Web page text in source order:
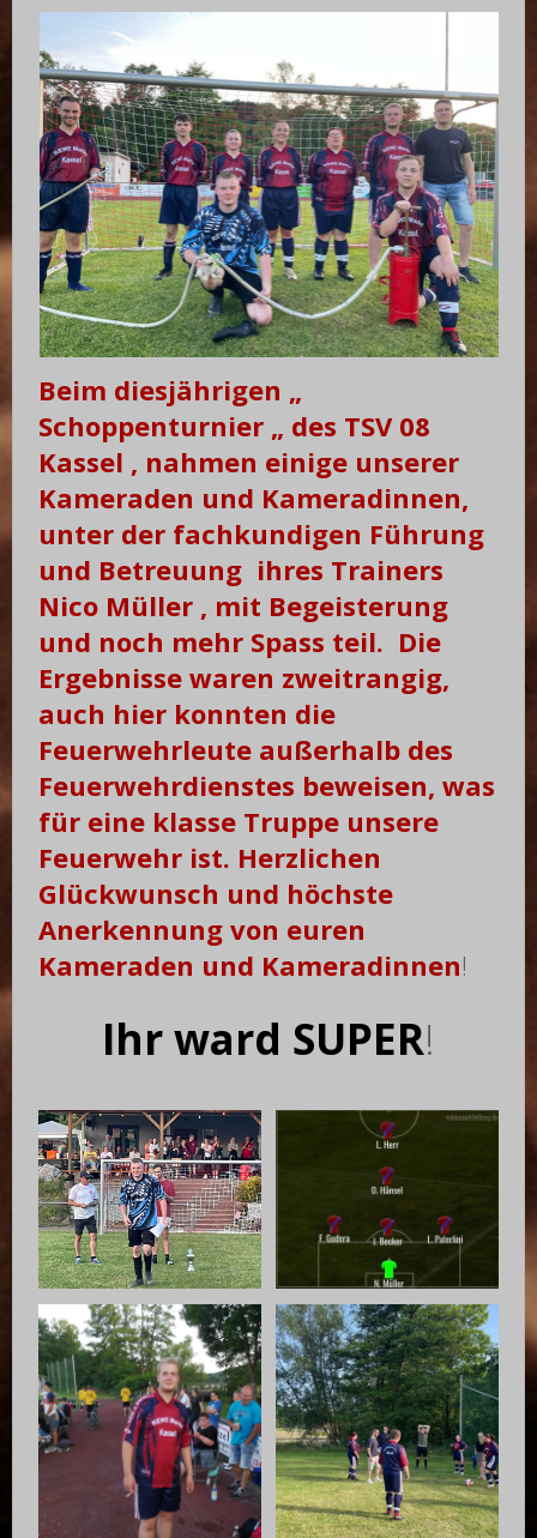
Beim diesjährigen „
Schoppenturnier „ des TSV 08
Kassel , nahmen einige unserer
Kameraden und Kameradinnen,
unter der fachkundigen Führung
und Betreuung ihres Trainers
Nico Müller , mit Begeisterung
und noch mehr Spass teil. Die
Ergebnisse waren zweitrangig,
auch hier konnten die
Feuerwehrleute außerhalb des
Feuerwehrdienstes beweisen, was
für eine klasse Truppe unsere
Feuerwehr ist. Herzlichen
Glückwunsch und höchste
Anerkennung von euren
Kameraden und Kameradinnen!
Ihr ward SUPER!